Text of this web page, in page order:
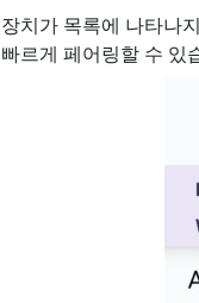
장치가 목록에 나타나
빠르게 페어링할 수 있